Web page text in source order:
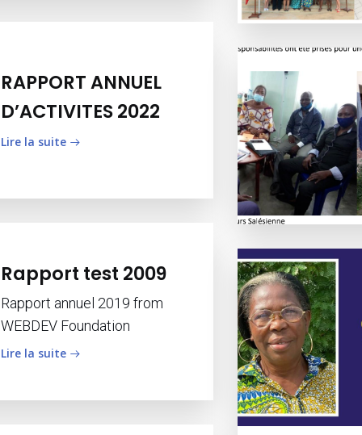
RAPPORT ANNUEL
D’ACTIVITES 2022
Lire la suite
Rapport test 2009
Rapport annuel 2019 from
WEBDEV Foundation
Lire la suite